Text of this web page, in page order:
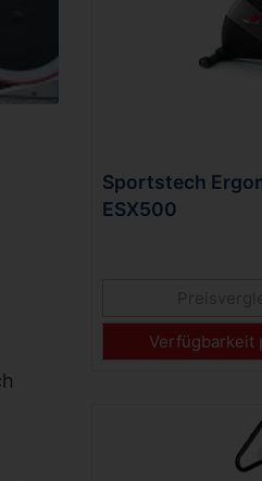
Sportstech
ESX500
Verfügbarkeit